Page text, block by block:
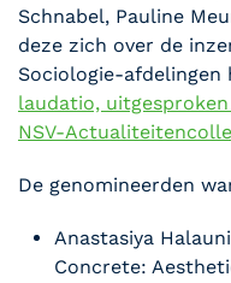
Schnabel, Pauline
deze zich over de
Sociologie-afdelingen
laudatio,
NSV-
De genomineerden
Anastasiya
Concrete: